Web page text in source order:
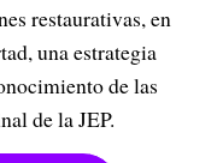
restaurativas, en
una estrategia
de las
de la JEP.